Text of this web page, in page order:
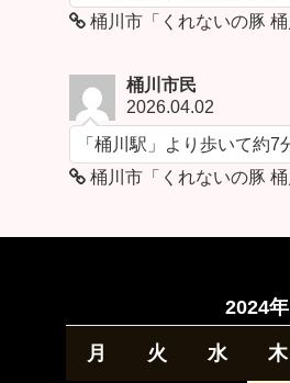
桶川市「くれないの豚
桶川市民
2026.04.02
「桶川駅」より歩いて約
桶川市「くれないの豚
2024年
月 火 水 木